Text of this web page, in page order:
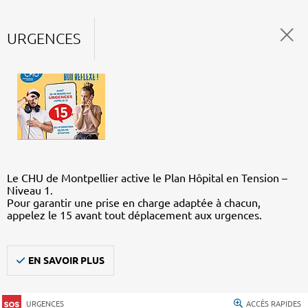
URGENCES
Le CHU de Montpellier active le Plan Hôpital en Tension –
Niveau 1.
Pour garantir une prise en charge adaptée à chacun,
appelez le 15 avant tout déplacement aux urgences.
EN SAVOIR PLUS
URGENCES ACCÈS RAPIDES